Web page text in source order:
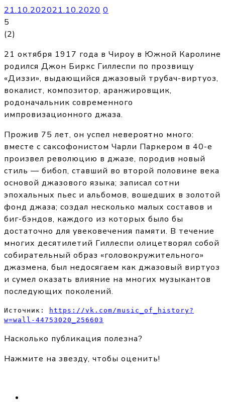
21.10.202021.10.2020 0
5
(2)
21 октября 1917 года в Чироу в Южной Каролине
родился Джон Биркс Гиллеспи по прозвищу
«Диззи», выдающийся джазовый трубач-виртуоз,
вокалист, композитор, аранжировщик,
родоначальник современного
импровизационного джаза.
Прожив 75 лет, он успел невероятно много:
вместе с саксофонистом Чарли Паркером в 40-е
произвел революцию в джазе, породив новый
стиль — бибоп, ставший во второй половине века
основой джазового языка; записал сотни
эпохальных пьес и альбомов, вошедших в золотой
фонд джаза; создал несколько малых составов и
биг-бэндов, каждого из которых было бы
достаточно для увековечения памяти. В течение
многих десятилетий Гиллеспи олицетворял собой
собирательный образ «головокружительного»
джазмена, был недосягаем как джазовый виртуоз
и сумел оказать влияние на многих музыкантов
последующих поколений.
Источник:
https://vk.com/music_of_history?
w=wall-44753020_256603
Насколько публикация полезна?
Нажмите на звезду, чтобы оценить!